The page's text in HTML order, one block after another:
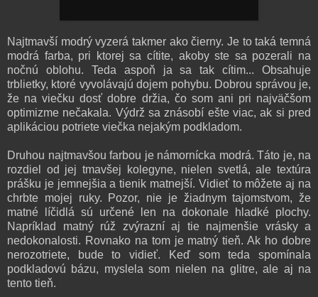
Najtmavší modrý vyzerá takmer ako čierny. Je to taká temná
modrá farba, pri ktorej sa cítite, akoby ste sa pozerali na
nočnú oblohu. Teda aspoň ja sa tak cítim... Obsahuje
trblietky, ktoré vyvolávajú dojem pohybu. Dobrou správou je,
že na viečku dosť dobre držia, čo som ani pri najväčšom
optimizme nečakala. Výdrž sa znásobí ešte viac, ak si pred
aplikáciou potriete viečka nejakým podkladom.
Druhou najtmavšou farbou je námornícka modrá. Táto je, na
rozdiel od jej tmavšej kolegyne, nielen svetlá, ale textúra
prášku je jemnejšia a tienik matnejší. Vidieť to môžete aj na
chrbte mojej ruky. Pozor, nie je žiadnym tajomstvom, že
matné líčidlá sú určené len na dokonale hladké plochy.
Napríklad matný rúž zvýrazní aj tie najmenšie vrásky a
nedokonalosti. Rovnako na tom je matný tieň. Ak ho dobre
nerozotriete, bude to vidieť. Keď som teda spomínala
podkladovú bázu, myslela som nielen na glitre, ale aj na
tento tieň.